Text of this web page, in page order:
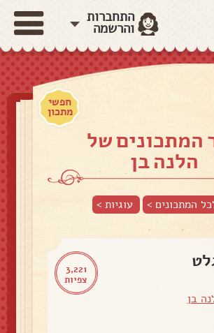
התחברות
והרשמה
חפשי
מתכון
המתכונים של
הלנה בן
המתכונים > עוגיות>
3,221
צפיות
בן